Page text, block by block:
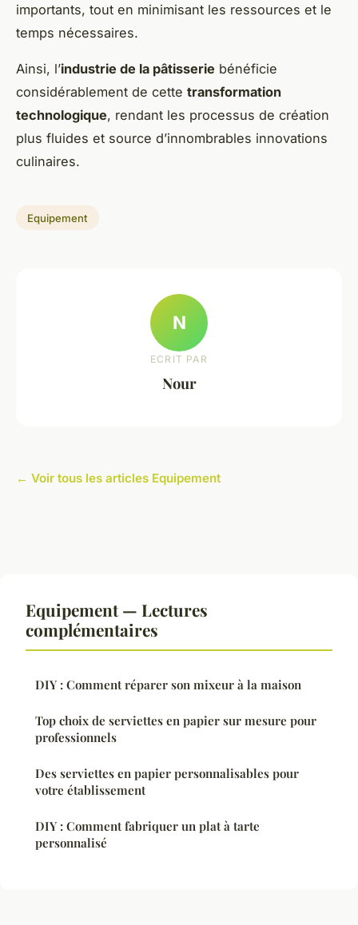
importants, tout en minimisant les ressources et le
temps nécessaires.
Ainsi, l’industrie de la pâtisserie bénéficie
considérablement de cette transformation
technologique, rendant les processus de création
plus fluides et source d’innombrables innovations
culinaires.
Equipement
N
ECRIT PAR
Nour
← Voir tous les articles Equipement
Equipement — Lectures
complémentaires
DIY : Comment réparer son mixeur à la maison
Top choix de serviettes en papier sur mesure pour
professionnels
Des serviettes en papier personnalisables pour
votre établissement
DIY : Comment fabriquer un plat à tarte
personnalisé